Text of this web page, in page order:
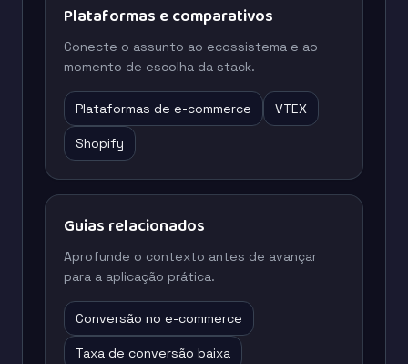
Plataformas e comparativos
Conecte o assunto ao ecossistema e ao
momento de escolha da stack.
Plataformas de e-commerce VTEX
Shopify
Guias relacionados
Aprofunde o contexto antes de avançar
para a aplicação prática.
Conversão no e-commerce
Taxa de conversão baixa